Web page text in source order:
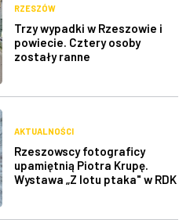
RZESZÓW
Trzy wypadki w Rzeszowie i
powiecie. Cztery osoby
zostały ranne
AKTUALNOŚCI
Rzeszowscy fotograficy
upamiętnią Piotra Krupę.
Wystawa „Z lotu ptaka" w RDK